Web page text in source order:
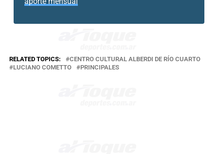
RELATED TOPICS:
CENTRO CULTURAL ALBERDI DE RÍO CUARTO
LUCIANO COMETTO
PRINCIPALES